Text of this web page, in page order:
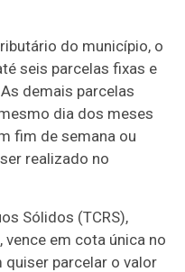
do município, o
seis parcelas fixas e
demais parcelas
dia dos meses
fim de semana ou
realizado no
Sólidos (TCRS),
vence em cota única no
quiser parcelar o valor